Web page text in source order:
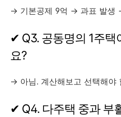
→ 기본공제 9억 → 과표 발생
✔ Q3. 공동명의 1주택
요?
→ 아님. 계산해보고 선택해야
✔ Q4. 다주택 중과 부